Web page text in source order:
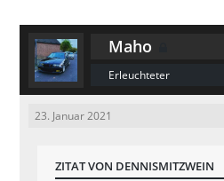
Maho
Erleuchteter
23. Januar 2021
ZITAT VON DENNISMITZWEIN